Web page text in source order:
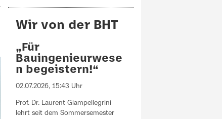
Wir von der BHT
„Für
Bauingenieurwese
n begeistern!“
02.07.2026, 15:43 Uhr
Prof. Dr. Laurent Giampellegrini
lehrt seit dem Sommersemester